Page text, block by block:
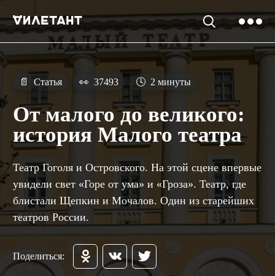
📄 Статья 👀 37493 🕓 2 минуты
От малого до великого:
история Малого театра
Театр Гоголя и Островского. На этой сцене впервые
увидели свет «Горе от ума» и «Гроза». Театр, где
блистали Щепкин и Мочалов. Один из старейших
театров России.
Поделиться: